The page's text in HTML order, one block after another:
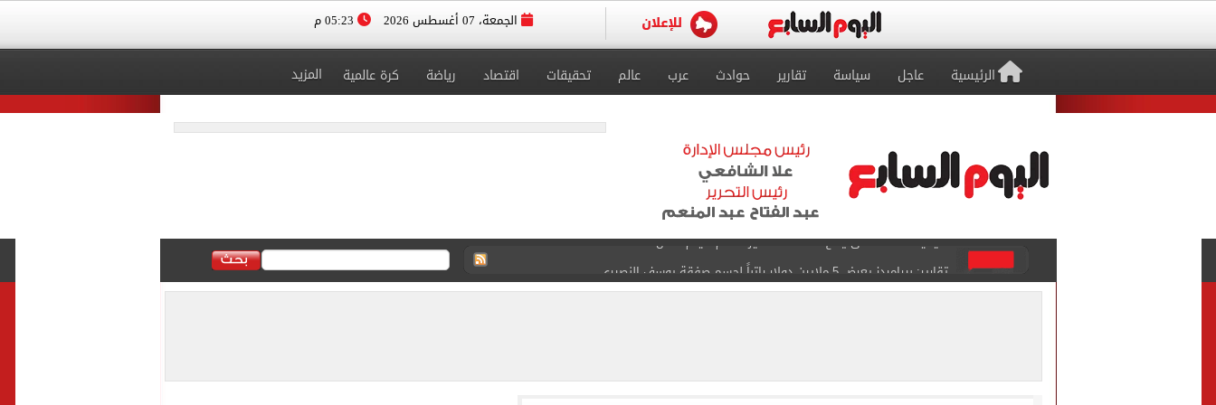
الجمعة، 07 أغسطس 2026
الرئيسية عاجل سياسة تقارير حوادث عرب عالم تحقيقات اقتصاد رياضة كرة عالمية المزيد
تقارير: بيراميدز يعرض 5 ملايين دولار راتباً لحسم صفقة يوسف النصيري
هل يتغير رقم الجلوس فى امتحانات الدور الثانى للثانوية العامة؟.. التعليم توضح
رابطة الأندية تكشف جدول مواعيد مباريات الدوري.. تعديل التوقيتات فى رمضان